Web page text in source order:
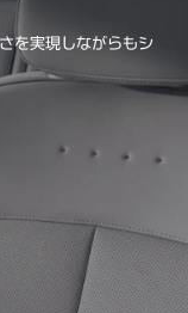
を実現しながらもシ